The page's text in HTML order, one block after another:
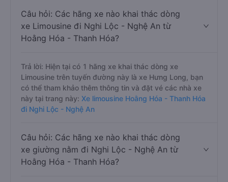
Câu hỏi: Các hãng xe nào khai thác dòng
xe Limousine đi Nghi Lộc - Nghệ An từ
Hoằng Hóa - Thanh Hóa?
Trả lời: Hiện tại có 1 hãng xe khai thác dòng xe
Limousine trên tuyến đường này là xe Hưng Long, bạn
có thể tham khảo thêm thông tin và đặt vé các nhà xe
này tại trang này: Xe limousine Hoằng Hóa - Thanh Hóa
đi Nghi Lộc - Nghệ An
Câu hỏi: Các hãng xe nào khai thác dòng
xe giường nằm đi Nghi Lộc - Nghệ An từ
Hoằng Hóa - Thanh Hóa?